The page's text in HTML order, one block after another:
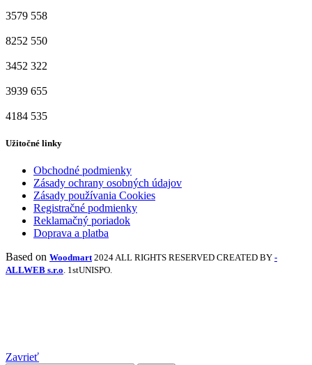
3579 558
8252 550
3452 322
3939 655
4184 535
Užitočné linky
Obchodné podmienky
Zásady ochrany osobných údajov
Zásady používania Cookies
Registračné podmienky
Reklamačný poriadok
Doprava a platba
Based on Woodmart 2024 ALL RIGHTS RESERVED CREATED BY -
ALLWEB s.r.o. 1stUNISPO.
Zavrieť